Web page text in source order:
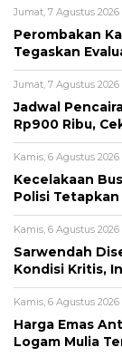
Jumat, 7 Agustus 2026
Perombakan
Tegaskan
Jumat, 7 Agustus
Jadwal
Rp900 Ribu,
Kamis, 6 Agustus 2026
Kecelakaan
Polisi
Kamis, 6 Agustus 2026
Sarwendah
Kondisi Kritis,
Kamis, 6 Agustus 2026
Harga Emas
Logam Mulia